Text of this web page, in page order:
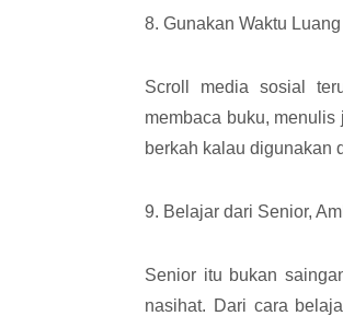
8. Gunakan Waktu
Scroll media sosial
membaca buku, menulis
berkah kalau digunakan
9. Belajar dari Senior,
Senior itu bukan
nasihat. Dari cara